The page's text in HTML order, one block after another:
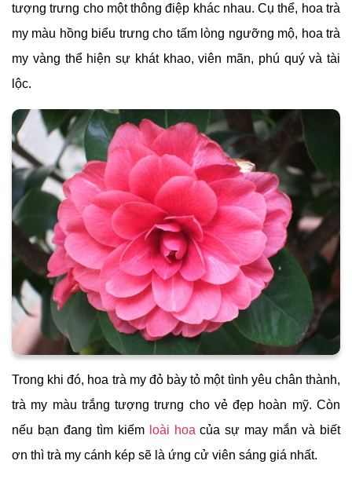
tượng trưng cho một thông điệp khác nhau. Cụ thể, hoa trà
my màu hồng biểu trưng cho tấm lòng ngưỡng mộ, hoa trà
my vàng thể hiện sự khát khao, viên mãn, phú quý và tài
lộc.
Trong khi đó, hoa trà my đỏ bày tỏ một tình yêu chân thành,
trà my màu trắng tượng trưng cho vẻ đẹp hoàn mỹ. Còn
nếu bạn đang tìm kiếm loài hoacủa sự may mắn và biết
ơn thì trà my cánh kép sẽ là ứng cử viên sáng giá nhất.